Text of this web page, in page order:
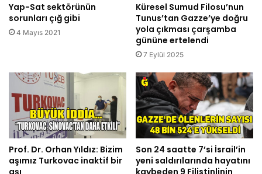
Yap-Sat sektörünün
sorunları çığ gibi
4 Mayıs 2021
Küresel Sumud Filosu’nun
Tunus’tan Gazze’ye doğru
yola çıkması çarşamba
gününe ertelendi
7 Eylül 2025
Prof. Dr. Orhan Yıldız: Bizim
aşımız Turkovac inaktif bir
Son 24 saatte 7’si İsrail’in
yeni saldırılarında hayatını